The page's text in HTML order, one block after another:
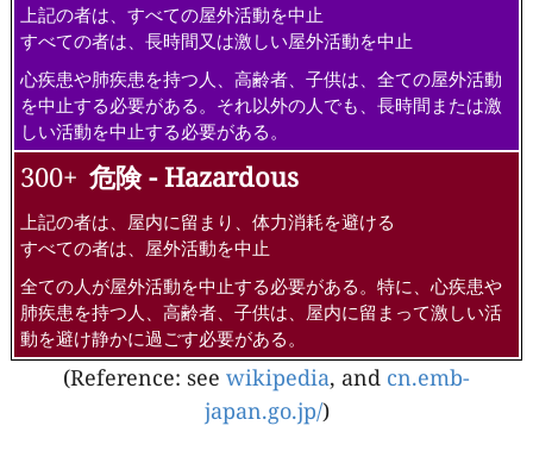
上記の者は、すべての屋外活動を中止
すべての者は、長時間又は激しい屋外活動を中止
心疾患や肺疾患を持つ人、高齢者、子供は、全ての屋外活動
を中止する必要がある。それ以外の人でも、長時間または激
しい活動を中止する必要がある。
300+ 危険 - Hazardous
上記の者は、屋内に留まり、体力消耗を避ける
すべての者は、屋外活動を中止
全ての人が屋外活動を中止する必要がある。特に、心疾患や
肺疾患を持つ人、高齢者、子供は、屋内に留まって激しい活
動を避け静かに過ごす必要がある。
(Reference: see wikipedia, and cn.emb-
japan.go.jp/)